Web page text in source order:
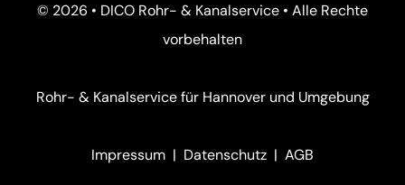
© 2026 • DICO Rohr- & Kanalservice • Alle Rechte
vorbehalten
Rohr- & Kanalservice für Hannover und Umgebung
Impressum | Datenschutz | AGB